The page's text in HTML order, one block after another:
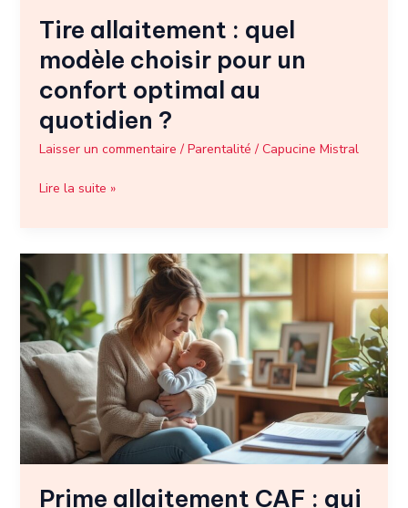
Tire allaitement : quel
modèle choisir pour un
confort optimal au
quotidien ?
Laisser un commentaire / Parentalité / Capucine Mistral
quotidien
Lire la suite »
Prime allaitement CAF : qui
allaitement
CAF
:
qui
peut
en
bénéficier
et
sous
conditions